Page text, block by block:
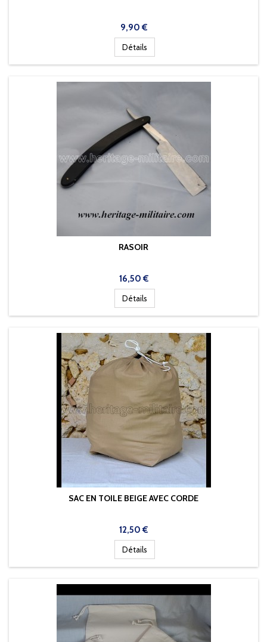
Prix
9,90 €
Détails
RASOIR
Prix
16,50 €
Détails
SAC EN TOILE BEIGE AVEC CORDE
Prix
12,50 €
Détails